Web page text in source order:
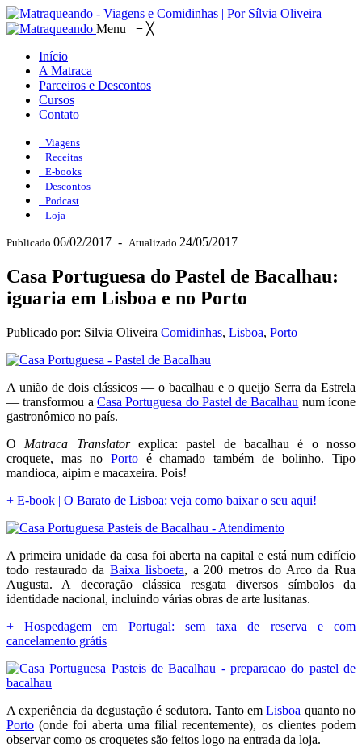
Menu ≡ ╳
Início
A Matraca
Parceiros e Descontos
Cursos
Contato
Viagens
Receitas
E-books
Descontos
Podcast
Loja
Publicado 06/02/2017 - Atualizado 24/05/2017
Casa Portuguesa do Pastel de Bacalhau:
iguaria em Lisboa e no Porto
Publicado por: Silvia Oliveira Comidinhas, Lisboa, Porto
A união de dois clássicos — o bacalhau e o queijo Serra da Estrela
— transformou a Casa Portuguesa do Pastel de Bacalhau num ícone
gastronômico no país.
O Matraca Translatorexplica: pastel de bacalhau é o nosso
croquete, mas no Portoé chamado também de bolinho. Tipo
mandioca, aipim e macaxeira. Pois!
+ E-book | O Barato de Lisboa: veja como baixar o seu aqui!
A primeira unidade da casa foi aberta na capital e está num edifício
todo restaurado daBaixa lisboeta, a 200 metros do Arco da Rua
Augusta. A decoração clássica resgata diversos símbolos da
identidade nacional, incluindo várias obras de arte lusitanas.
+ Hospedagem em Portugal: sem taxa de reserva e com
cancelamento grátis
A experiência da degustação é sedutora. Tanto emLisboa quanto no
Porto (onde foi aberta uma filial recentemente), os clientes podem
observar como os croquetes são feitos logo na entrada da loja.